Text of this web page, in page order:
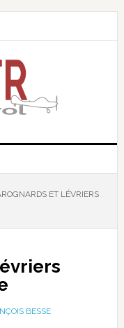
ET LÉVRIERS
BESSE